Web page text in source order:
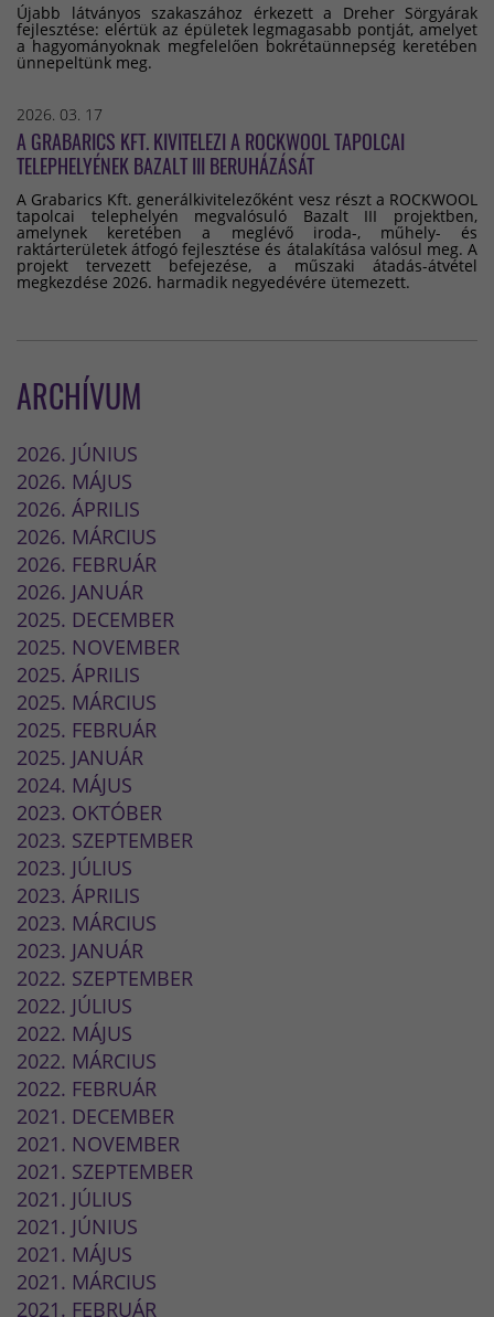
Újabb látványos szakaszához érkezett a Dreher Sörgyárak
fejlesztése: elértük az épületek legmagasabb pontját, amelyet
a hagyományoknak megfelelően bokrétaünnepség keretében
ünnepeltünk meg.
2026. 03. 17
A GRABARICS KFT. KIVITELEZI A ROCKWOOL TAPOLCAI
TELEPHELYÉNEK BAZALT III BERUHÁZÁSÁT
A Grabarics Kft. generálkivitelezőként vesz részt a ROCKWOOL
tapolcai telephelyén megvalósuló Bazalt III projektben,
amelynek keretében a meglévő iroda-, műhely- és
raktárterületek átfogó fejlesztése és átalakítása valósul meg. A
projekt tervezett befejezése, a műszaki átadás-átvétel
megkezdése 2026. harmadik negyedévére ütemezett.
ARCHÍVUM
2026. JÚNIUS
2026. MÁJUS
2026. ÁPRILIS
2026. MÁRCIUS
2026. FEBRUÁR
2026. JANUÁR
2025. DECEMBER
2025. NOVEMBER
2025. ÁPRILIS
2025. MÁRCIUS
2025. FEBRUÁR
2025. JANUÁR
2024. MÁJUS
2023. OKTÓBER
2023. SZEPTEMBER
2023. JÚLIUS
2023. ÁPRILIS
2023. MÁRCIUS
2023. JANUÁR
2022. SZEPTEMBER
2022. JÚLIUS
2022. MÁJUS
2022. MÁRCIUS
2022. FEBRUÁR
2021. DECEMBER
2021. NOVEMBER
2021. SZEPTEMBER
2021. JÚLIUS
2021. JÚNIUS
2021. MÁJUS
2021. MÁRCIUS
2021. FEBRUÁR